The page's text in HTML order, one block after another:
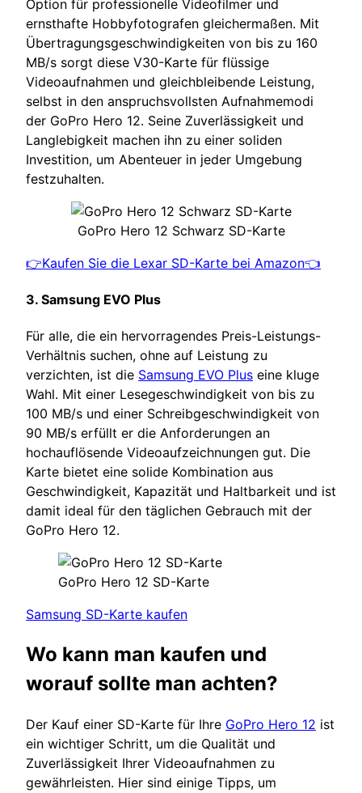
Option für professionelle Videofilmer und
ernsthafte Hobbyfotografen gleichermaßen. Mit
Übertragungsgeschwindigkeiten von bis zu 160
MB/s sorgt diese V30-Karte für flüssige
Videoaufnahmen und gleichbleibende Leistung,
selbst in den anspruchsvollsten Aufnahmemodi
der GoPro Hero 12. Seine Zuverlässigkeit und
Langlebigkeit machen ihn zu einer soliden
Investition, um Abenteuer in jeder Umgebung
festzuhalten.
GoPro Hero 12 Schwarz SD-Karte
👉Kaufen Sie die Lexar SD-Karte bei Amazon👈
3. Samsung EVO Plus
Für alle, die ein hervorragendes Preis-Leistungs-
Verhältnis suchen, ohne auf Leistung zu
verzichten, ist die Samsung EVO Plus eine kluge
Wahl. Mit einer Lesegeschwindigkeit von bis zu
100 MB/s und einer Schreibgeschwindigkeit von
90 MB/s erfüllt er die Anforderungen an
hochauflösende Videoaufzeichnungen gut. Die
Karte bietet eine solide Kombination aus
Geschwindigkeit, Kapazität und Haltbarkeit und ist
damit ideal für den täglichen Gebrauch mit der
GoPro Hero 12.
GoPro Hero 12 SD-Karte
Samsung SD-Karte kaufen
Wo kann man kaufen und
worauf sollte man achten?
Der Kauf einer SD-Karte für Ihre GoPro Hero 12 ist
ein wichtiger Schritt, um die Qualität und
Zuverlässigkeit Ihrer Videoaufnahmen zu
gewährleisten. Hier sind einige Tipps, um